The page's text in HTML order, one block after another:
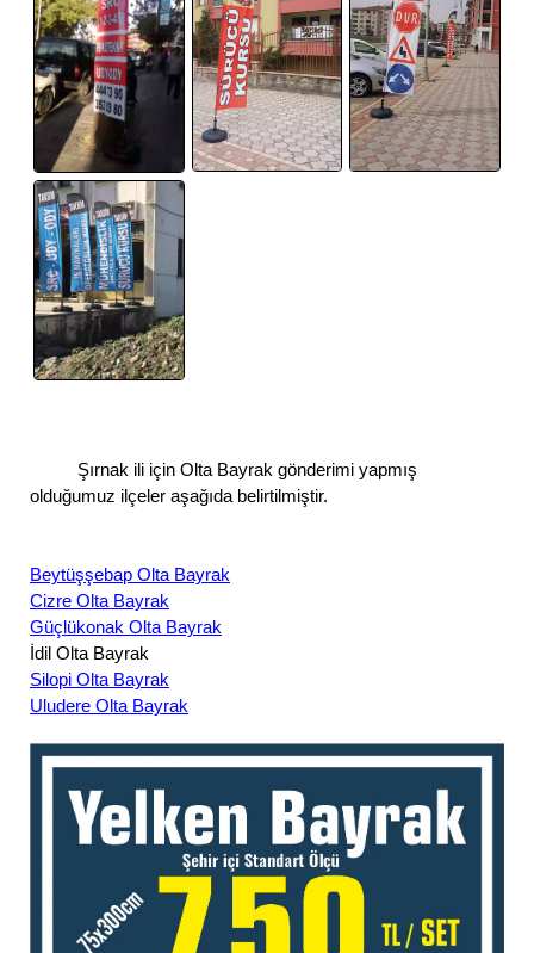
Şırnak ili için Olta Bayrak gönderimi yapmış
olduğumuz ilçeler aşağıda belirtilmiştir.
Beytüşşebap Olta Bayrak
Cizre Olta Bayrak
Güçlükonak Olta Bayrak
İdil Olta Bayrak
Silopi Olta Bayrak
Uludere Olta Bayrak